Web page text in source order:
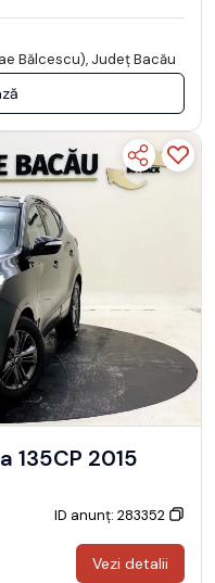
Bălcescu), Județ Bacău
135CP 2015
ID anunț: 283352
Vezi detalii